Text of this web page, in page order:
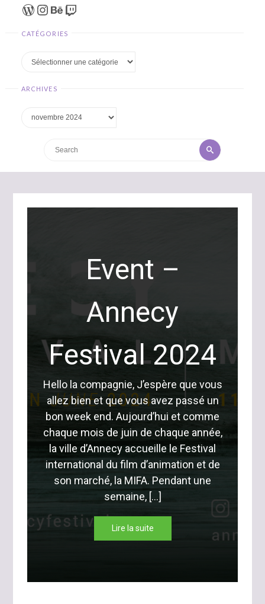
WordPress
Instagram
Behance
Twitch
CATÉGORIES
Catégories
ARCHIVES
Search
Event –
Annecy
Festival 2024
Hello la compagnie, J’espère que vous
allez bien et que vous avez passé un
bon week end. Aujourd’hui et comme
chaque mois de juin de chaque année,
la ville d’Annecy accueille le Festival
international du film d’animation et de
son marché, la MIFA. Pendant une
semaine, […]
Lire la suite